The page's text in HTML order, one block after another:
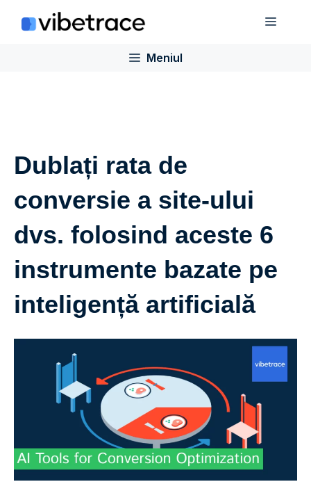
Meniul
Dublați rata de
conversie a site-ului
dvs. folosind aceste 6
instrumente bazate pe
inteligență artificială